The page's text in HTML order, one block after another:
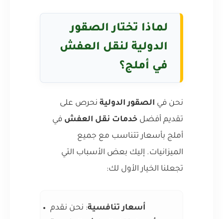
لماذا تختار الصقور
الدولية لنقل العفش
في أملج؟
نحن في الصقور الدولية نحرص على
تقديم أفضل خدمات نقل العفش في
أملج بأسعار تتناسب مع جميع
الميزانيات. إليك بعض الأسباب التي
تجعلنا الخيار الأول لك:
أسعار تنافسية: نحن نقدم